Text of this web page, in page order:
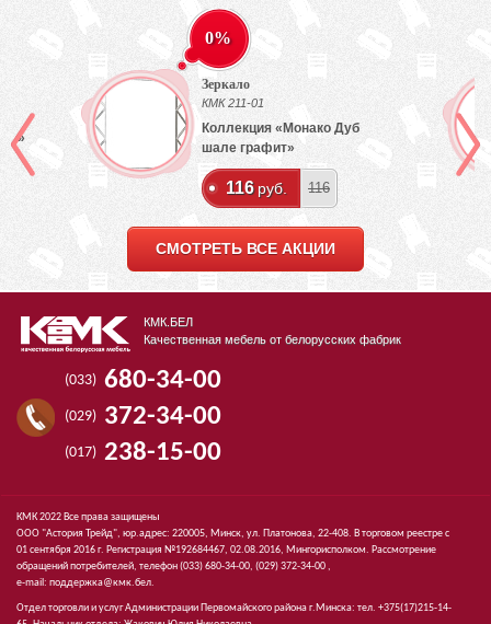
0%
Зеркало
КМК 211-01
Коллекция «Монако Дуб
шале графит»
116 руб. 116
СМОТРЕТЬ ВСЕ АКЦИИ
КМК.БЕЛ
Качественная мебель от белорусских фабрик
(033) 680-34-00
(029) 372-34-00
(017) 238-15-00
КМК 2022 Все права защищены
ООО "Астория Трейд", юр.адрес: 220005, Минск, ул. Платонова, 22-408. В торговом реестре с
01 сентября 2016 г. Регистрация №192684467, 02.08.2016, Мингорисполком. Рассмотрение
обращений потребителей, телефон(033)680-34-00, (029)372-34-00 ,
e-mail: поддержка@кмк.бел.
Отдел торговли и услуг Администрации Первомайского района г.Минска: тел. +375(17)215-14-